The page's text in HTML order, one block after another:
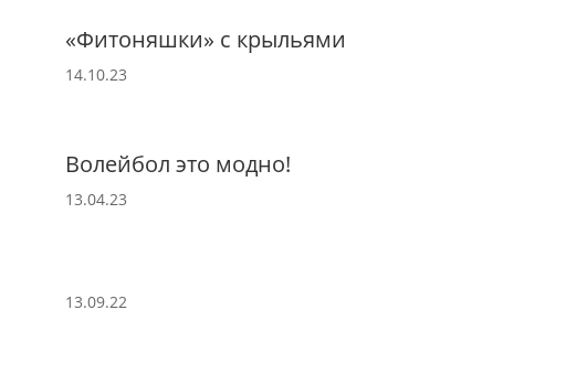
«Фитоняшки» с крыльями
14.10.23
Волейбол это модно!
13.04.23
13.09.22